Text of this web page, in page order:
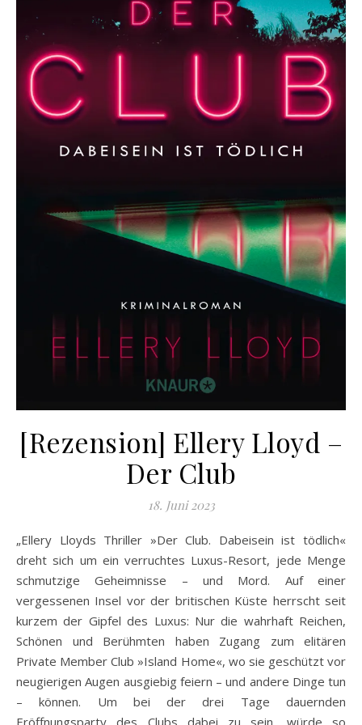
[Rezension] Ellery Lloyd –
Der Club
18. Juni 2023
„Ellery Lloyds Thriller »Der Club. Dabeisein ist tödlich«
dreht sich um ein verruchtes Luxus-Resort, jede Menge
schmutzige Geheimnisse – und Mord. Auf einer
vergessenen Insel vor der britischen Küste herrscht seit
kurzem der Gipfel des Luxus: Nur die wahrhaft Reichen,
Schönen und Berühmten haben Zugang zum elitären
Private Member Club »Island Home«, wo sie geschützt vor
neugierigen Augen ausgiebig feiern – und andere Dinge tun
– können. Um bei der drei Tage dauernden
Eröffnungsparty des Clubs dabei zu sein, würde so